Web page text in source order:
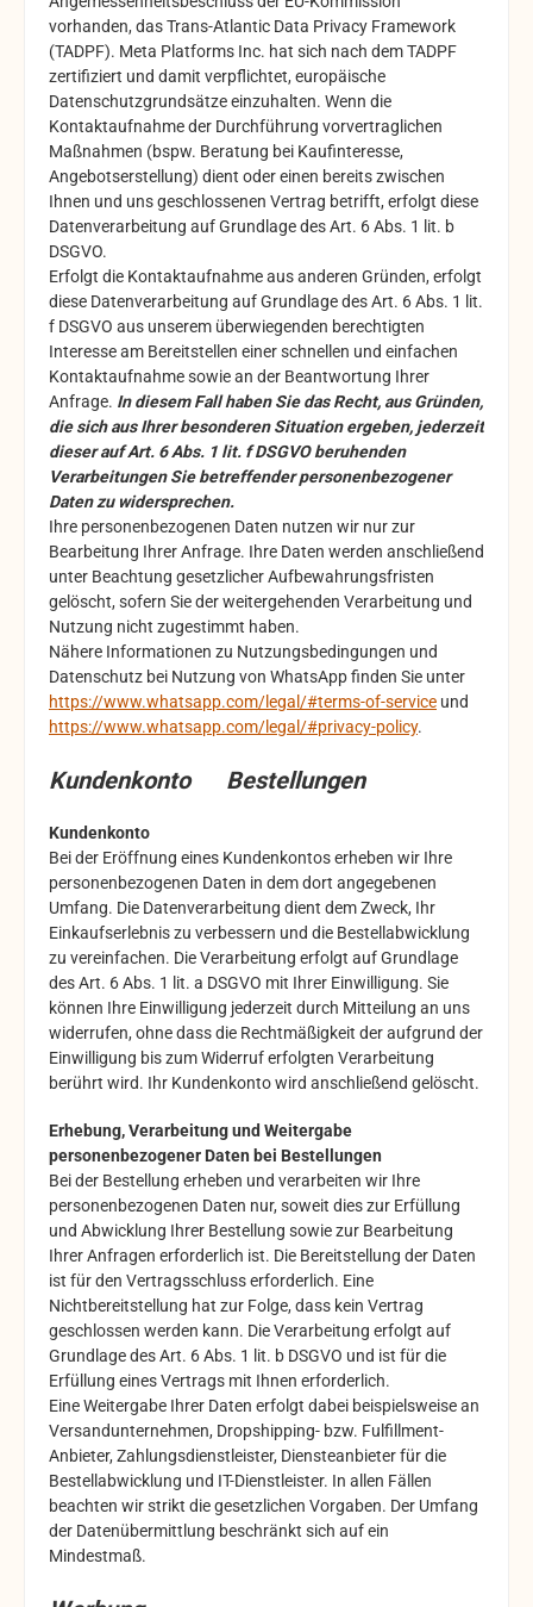
vorhanden, das Trans-Atlantic Data Privacy Framework
(TADPF). Meta Platforms Inc. hat sich nach dem TADPF
zertifiziert und damit verpflichtet, europäische
Datenschutzgrundsätze einzuhalten. Wenn die
Kontaktaufnahme der Durchführung vorvertraglichen
Maßnahmen (bspw. Beratung bei Kaufinteresse,
Angebotserstellung) dient oder einen bereits zwischen
Ihnen und uns geschlossenen Vertrag betrifft, erfolgt diese
Datenverarbeitung auf Grundlage des Art. 6 Abs. 1 lit. b
DSGVO.
Erfolgt die Kontaktaufnahme aus anderen Gründen, erfolgt
diese Datenverarbeitung auf Grundlage des Art. 6 Abs. 1 lit.
f DSGVO aus unserem überwiegenden berechtigten
Interesse am Bereitstellen einer schnellen und einfachen
Kontaktaufnahme sowie an der Beantwortung Ihrer
Anfrage. In diesem Fall haben Sie das Recht, aus Gründen,
die sich aus Ihrer besonderen Situation ergeben, jederzeit
dieser auf Art. 6 Abs. 1 lit. f DSGVO beruhenden
Verarbeitungen Sie betreffender personenbezogener
Daten zu widersprechen.
Ihre personenbezogenen Daten nutzen wir nur zur
Bearbeitung Ihrer Anfrage. Ihre Daten werden anschließend
unter Beachtung gesetzlicher Aufbewahrungsfristen
gelöscht, sofern Sie der weitergehenden Verarbeitung und
Nutzung nicht zugestimmt haben.
Nähere Informationen zu Nutzungsbedingungen und
Datenschutz bei Nutzung von WhatsApp finden Sie unter
https://www.whatsapp.com/legal/#terms-of-service und
https://www.whatsapp.com/legal/#privacy-policy.
Kundenkonto Bestellungen
Kundenkonto
Bei der Eröffnung eines Kundenkontos erheben wir Ihre
personenbezogenen Daten in dem dort angegebenen
Umfang. Die Datenverarbeitung dient dem Zweck, Ihr
Einkaufserlebnis zu verbessern und die Bestellabwicklung
zu vereinfachen. Die Verarbeitung erfolgt auf Grundlage
des Art. 6 Abs. 1 lit. a DSGVO mit Ihrer Einwilligung. Sie
können Ihre Einwilligung jederzeit durch Mitteilung an uns
widerrufen, ohne dass die Rechtmäßigkeit der aufgrund der
Einwilligung bis zum Widerruf erfolgten Verarbeitung
berührt wird. Ihr Kundenkonto wird anschließend gelöscht.
Erhebung, Verarbeitung und Weitergabe
personenbezogener Daten bei Bestellungen
Bei der Bestellung erheben und verarbeiten wir Ihre
personenbezogenen Daten nur, soweit dies zur Erfüllung
und Abwicklung Ihrer Bestellung sowie zur Bearbeitung
Ihrer Anfragen erforderlich ist. Die Bereitstellung der Daten
ist für den Vertragsschluss erforderlich. Eine
Nichtbereitstellung hat zur Folge, dass kein Vertrag
geschlossen werden kann. Die Verarbeitung erfolgt auf
Grundlage des Art. 6 Abs. 1 lit. b DSGVO und ist für die
Erfüllung eines Vertrags mit Ihnen erforderlich.
Eine Weitergabe Ihrer Daten erfolgt dabei beispielsweise an
Versandunternehmen, Dropshipping- bzw. Fulfillment-
Anbieter, Zahlungsdienstleister, Diensteanbieter für die
Bestellabwicklung und IT-Dienstleister. In allen Fällen
beachten wir strikt die gesetzlichen Vorgaben. Der Umfang
der Datenübermittlung beschränkt sich auf ein
Mindestmaß.